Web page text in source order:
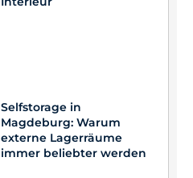
Selfstorage in
Magdeburg: Warum
externe Lagerräume
immer beliebter werden